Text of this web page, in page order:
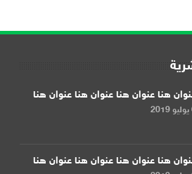
هنا عنوان هنا عنوان هنا عنوان هنا
هنا عنوان هنا عنوان هنا عنوان هنا